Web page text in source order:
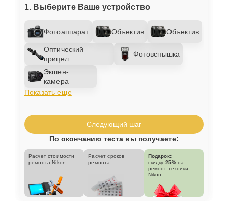
1. Выберите Ваше устройство
Фотоаппарат Объектив Объектив
Оптический
прицел
Фотовспышка
Экшен-
камера
Показать еще
Следующий шаг
По окончанию теста вы получаете:
Расчет стоимости
ремонта Nikon
Расчет сроков
ремонта
Подарок:
скидку 25% на
ремонт техники
Nikon